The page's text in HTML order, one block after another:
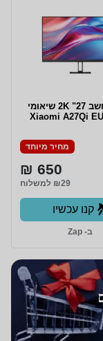
מסך מחשב 27" 2K שיאומי
Xiaomi A27Qi
מחיר מיוחד
650 ₪
₪29 למשלוח
קנו עכשיו
ב- Zap